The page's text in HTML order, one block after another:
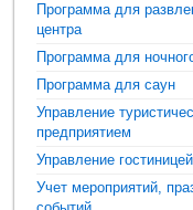
Программа для
центра
Программа для
Программа для саун
Управление
предприятием
Управление
Учет мероприятий,